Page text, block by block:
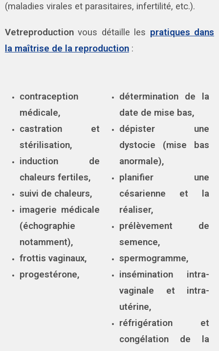
(maladies virales et parasitaires, infertilité, etc.).
Vetreproduction vous détaille les pratiques dans
la maîtrise de la reproduction :
contraception
médicale,
castration et
stérilisation,
induction de
chaleurs fertiles,
suivi de chaleurs,
imagerie médicale
(échographie
notamment),
frottis vaginaux,
progestérone,
détermination de la
date de mise bas,
dépister une
dystocie (mise bas
anormale),
planifier une
césarienne et la
réaliser,
prélèvement de
semence,
spermogramme,
insémination intra-
vaginale et intra-
utérine,
réfrigération et
congélation de la